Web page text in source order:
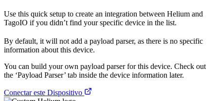
Use this quick setup to create an integration between Helium and
TagoIO if you didn’t find your specific device in the list.
By default, it will not add a payload parser, as there is no specific
information about this device.
You can build your own payload parser for this device. Check out
the ‘Payload Parser’ tab inside the device information later.
Conectar este Dispositivo